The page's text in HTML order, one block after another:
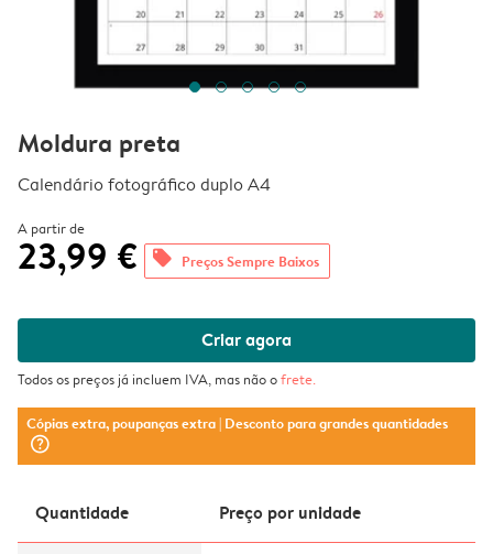
Moldura preta
Calendário fotográfico duplo A4
A partir de
23,99 € offers Preços Sempre Baixos
Criar agora
Todos os preços já incluem IVA, mas não ofrete.
Cópias extra, poupanças extra| Desconto para grandes quantidades
question_mark_circle
Quantidade Preço por unidade